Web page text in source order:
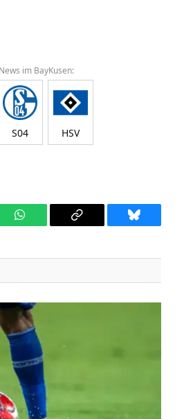
im BayKusen:
S04 HSV
WhatsApp Copy
Bluesky